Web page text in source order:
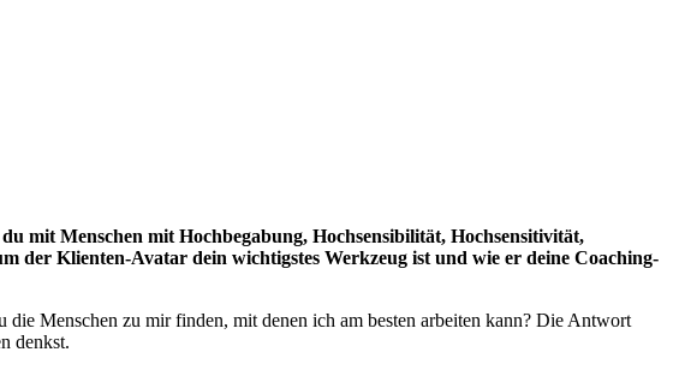
mit Menschen mit Hochbegabung, Hochsensibilität, Hochsensitivität,
der Klienten-Avatar dein wichtigstes Werkzeug ist und wie er deine Coaching-
Menschen zu mir finden, mit denen ich am besten arbeiten kann? Die Antwort
denkst.